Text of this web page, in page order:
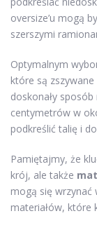
oversize’u mogą
szerszymi
Optymalnym
które są
doskonały
centymetrów w
podkreślić talię i
Pamiętajmy, że
krój, ale także
mogą się wrzynać
materiałów, które